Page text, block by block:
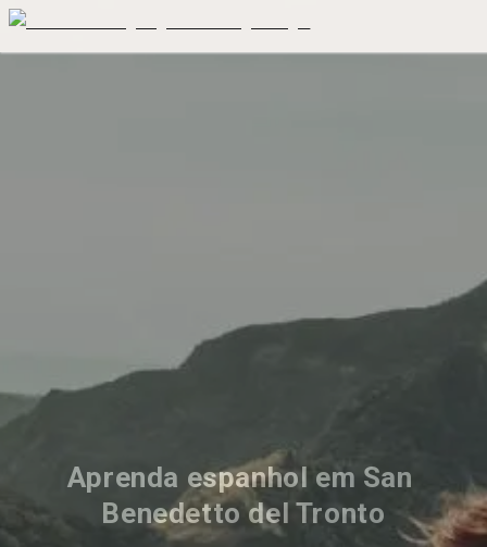
Aprenda espanhol em San
Benedetto del Tronto